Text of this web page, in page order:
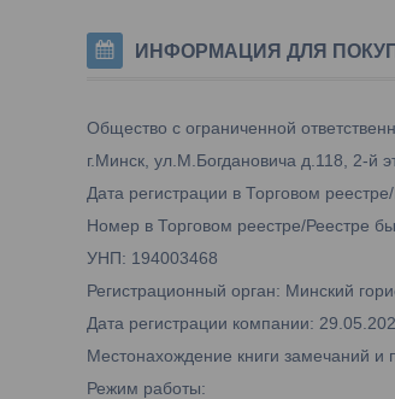
ИНФОРМАЦИЯ ДЛЯ
Общество с ограниченной
г.Минск, ул.М.Богдановича д.118, 2-й
Дата регистрации в Торговом
Номер в Торговом реестре/Реестре
УНП: 194003468
Регистрационный орган: Минский
Дата регистрации компании:
Местонахождение книги замечаний и
Режим работы: